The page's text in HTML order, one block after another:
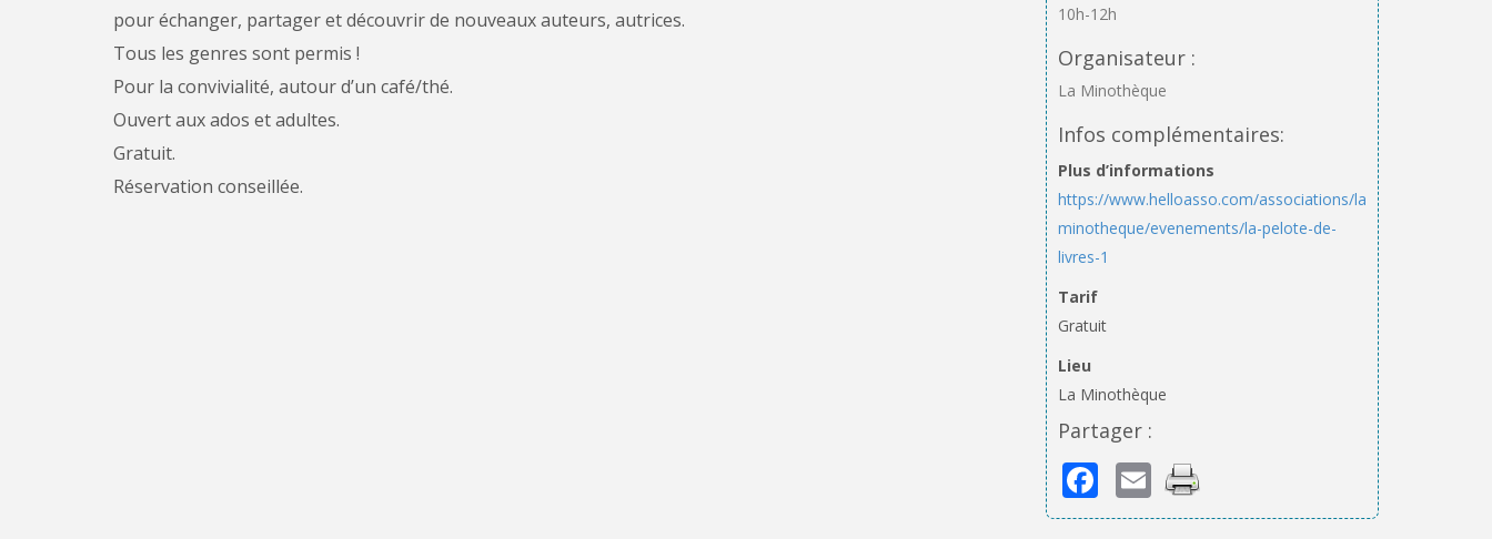
pour échanger, partager et découvrir de nouveaux auteurs, autrices.
Tous les genres sont permis !
Pour la convivialité, autour d’un café/thé.
Ouvert aux ados et adultes.
Gratuit.
Réservation conseillée.
10h-12h
Organisateur :
La Minothèque
Infos complémentaires:
Plus d’informations
https://www.helloasso.com/associations/la-
minotheque/evenements/la-pelote-de-
livres-1
Tarif
Gratuit
Lieu
La Minothèque
Partager :
Facebook
Email